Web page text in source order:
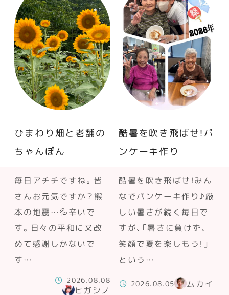
ひまわり畑と老舗の
ちゃんぽん
毎日アチチですね。皆
さんお元気ですか？熊
本の地震…💦辛いで
す。日々の平和に又改
めて感謝しかないで
す…
2026.08.08
ヒガシノ
酷暑を吹き飛ばせ！パ
ンケーキ作り
酷暑を吹き飛ばせ！みん
なでパンケーキ作り♪厳
しい暑さが続く毎日で
すが、「暑さに負けず、
笑顔で夏を楽しもう！」
という…
2026.08.05 ムカイ